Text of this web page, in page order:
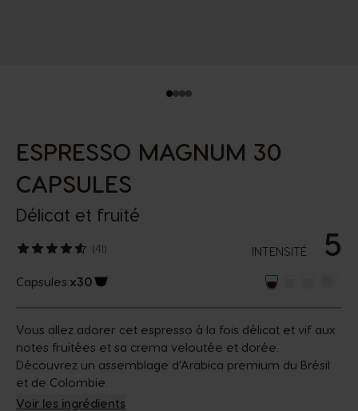
ESPRESSO MAGNUM 30
CAPSULES
Délicat et fruité
INTENSITÉ 5
(41)
Capsules:x30
Vous allez adorer cet espresso à la fois délicat et vif aux
notes fruitées et sa crema veloutée et dorée.
Découvrez un assemblage d’Arabica premium du Brésil
et de Colombie.
Voir les ingrédients